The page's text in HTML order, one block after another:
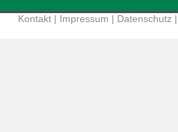
Kontakt | Impressum | Datenschutz |